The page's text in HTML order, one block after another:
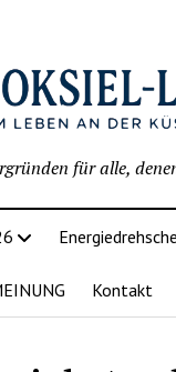
für alle,
Kontakt